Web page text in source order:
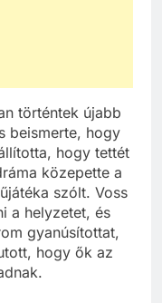
történtek újabb
beismerte, hogy
hogy tettét
közepette a
szólt. Voss
a helyzetet, és
gyanúsítottat,
hogy ők az